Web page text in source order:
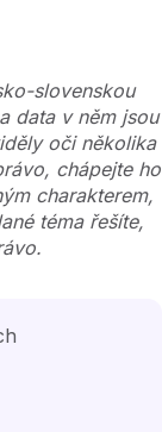
slovenskou
data v něm jsou
oči několika
chápejte ho
charakterem,
téma řešíte,